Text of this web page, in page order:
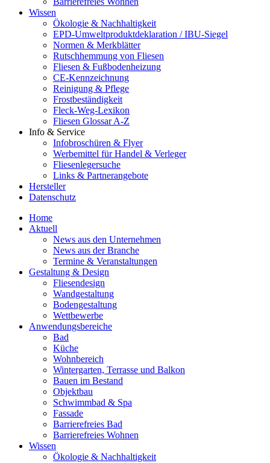
Wissen
Ökologie & Nachhaltigkeit
EPD-Umweltproduktdeklaration / IBU-Siegel
Normen & Merkblätter
Rutschhemmung von Fliesen
Fliesen & Fußbodenheizung
CE-Kennzeichnung
Reinigung & Pflege
Frostbeständigkeit
Fleck-Weg-Lexikon
Fliesen Glossar A-Z
Info & Service
Infobroschüren & Flyer
Werbemittel für Handel & Verleger
Fliesenlegersuche
Links & Partnerangebote
Hersteller
Datenschutz
Home
Aktuell
News aus den Unternehmen
News aus der Branche
Termine & Veranstaltungen
Gestaltung & Design
Fliesendesign
Wandgestaltung
Bodengestaltung
Wettbewerbe
Anwendungsbereiche
Bad
Küche
Wohnbereich
Wintergarten, Terrasse und Balkon
Bauen im Bestand
Objektbau
Schwimmbad & Spa
Fassade
Barrierefreies Bad
Barrierefreies Wohnen
Wissen
Ökologie & Nachhaltigkeit